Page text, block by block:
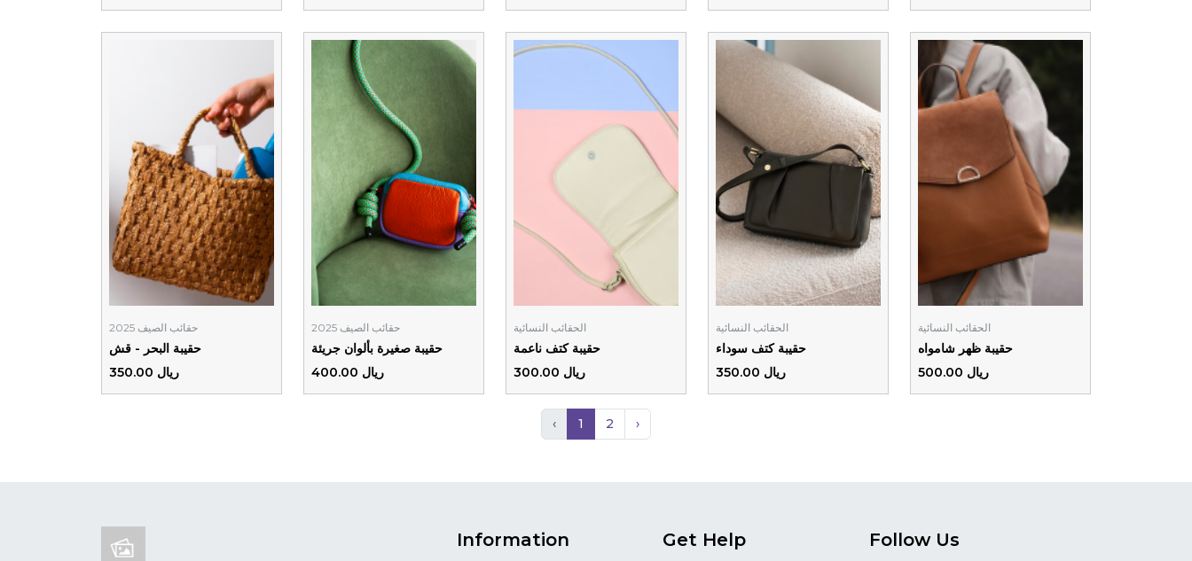
حقائب الصيف 2025
حقيبة البحر - قش
ريال 350.00
حقائب الصيف 2025
حقيبة صغيرة بألوان جريئة
ريال 400.00
الحقائب النسائية
حقيبة كتف ناعمة
ريال 300.00
الحقائب النسائية
حقيبة كتف سوداء
ريال 350.00
الحقائب النسائية
حقيبة ظهر شامواه
ريال 500.00
‹ 1 2 ›
Information Get Help Follow Us